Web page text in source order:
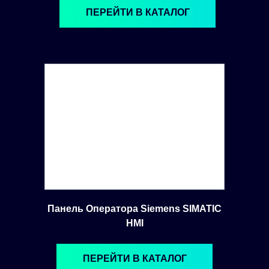
Панель Оператора Siemens SIMATIC
HMI
ПЕРЕЙТИ В КАТАЛОГ
ПЕРЕЙТИ В КАТАЛОГ